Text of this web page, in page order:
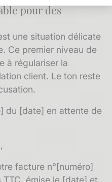
:
d'adapter et de gérer
pour des
une situation délicate
Ce premier niveau de
à régulariser la
client. Le ton reste
du [date] en attente de
facture n°[numéro]
émise le [date] et